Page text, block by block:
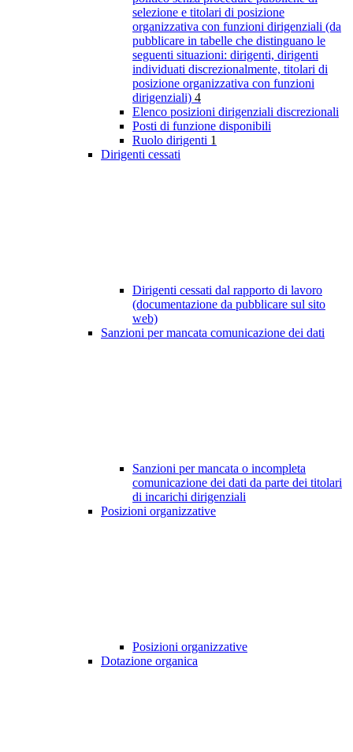
selezione e titolari di posizione
organizzativa con funzioni dirigenziali (da
pubblicare in tabelle che distinguano le
seguenti situazioni: dirigenti, dirigenti
individuati discrezionalmente, titolari di
posizione organizzativa con funzioni
dirigenziali) 4
Elenco posizioni dirigenziali discrezionali
Posti di funzione disponibili
Ruolo dirigenti 1
Dirigenti cessati
Dirigenti cessati dal rapporto di lavoro
(documentazione da pubblicare sul sito
web)
Sanzioni per mancata comunicazione dei dati
Sanzioni per mancata o incompleta
comunicazione dei dati da parte dei titolari
di incarichi dirigenziali
Posizioni organizzative
Posizioni organizzative
Dotazione organica